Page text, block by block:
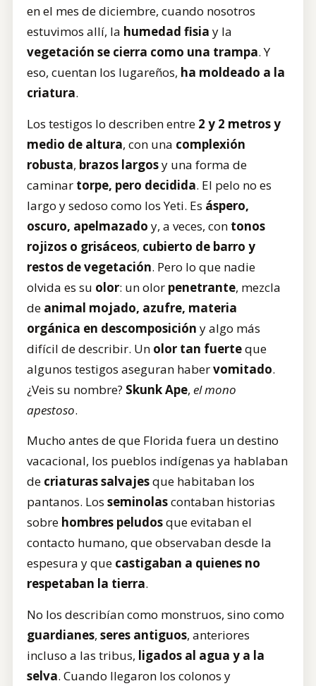
en el mes de diciembre, cuando nosotros
estuvimos allí, la humedad fisia y la
vegetación se cierra como una trampa. Y
eso, cuentan los lugareños, ha moldeado a la
criatura.
Los testigos lo describen entre 2 y 2 metros y
medio de altura, con una complexión
robusta, brazos largosy una forma de
caminar torpe, pero decidida. El pelo no es
largo y sedoso como los Yeti. Es áspero,
oscuro, apelmazado y, a veces, con tonos
rojizos o grisáceos, cubierto de barro y
restos de vegetación. Pero lo que nadie
olvida es su olor: un olor penetrante, mezcla
de animal mojado, azufre, materia
orgánica en descomposición y algo más
difícil de describir. Un olor tan fuerteque
algunos testigos aseguran habervomitado.
¿Veis su nombre? Skunk Ape, el mono
apestoso.
Mucho antes de que Florida fuera un destino
vacacional, los pueblos indígenas ya hablaban
de criaturas salvajesque habitaban los
pantanos. Los seminolascontaban historias
sobre hombres peludosque evitaban el
contacto humano, que observaban desde la
espesura y que castigaban a quienes no
respetaban la tierra.
No los describían como monstruos, sino como
guardianes, seres antiguos, anteriores
incluso a las tribus, ligados al agua y a la
selva. Cuando llegaron los colonos y